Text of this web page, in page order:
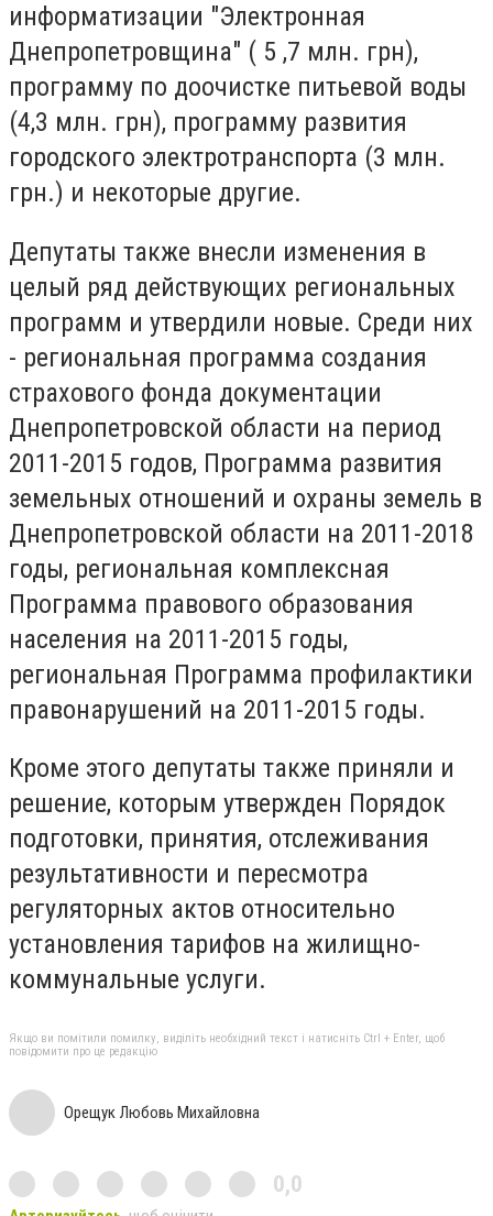
информатизации "Электронная
Днепропетровщина" ( 5 ,7 млн. ​​грн),
программу по доочистке питьевой воды
(4,3 млн. грн), программу развития
городского электротранспорта (3 млн.
грн.) и некоторые другие.
Депутаты также внесли изменения в
целый ряд действующих региональных
программ и утвердили новые. Среди них
- региональная программа создания
страхового фонда документации
Днепропетровской области на период
2011-2015 годов, Программа развития
земельных отношений и охраны земель в
Днепропетровской области на 2011-2018
годы, региональная комплексная
Программа правового образования
населения на 2011-2015 годы,
региональная Программа профилактики
правонарушений на 2011-2015 годы.
Кроме этого депутаты также приняли и
решение, которым утвержден Порядок
подготовки, принятия, отслеживания
результативности и пересмотра
регуляторных актов относительно
установления тарифов на жилищно-
коммунальные услуги.
Якщо ви помітили помилку, виділіть необхідний текст і натисніть Ctrl + Enter, щоб
повідомити про це редакцію
Орещук Любовь Михайловна
0,0